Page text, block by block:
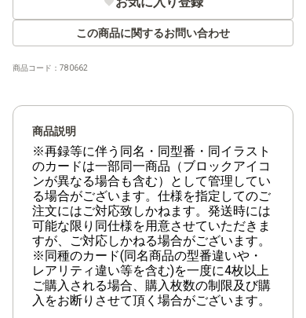
【EX-10】SINISTER ORDER
【EX-09】VERSUS MONSTERS
【EX-08】CHAIN OF LIBERATION
【EX-07】デジモンリベレイター
【EX-06】インファナル・アセンション
【EX-05】アニマルコロシアム
この商品に関するお問い合わせ
商品コード： 780662
商品説明
※再録等に伴う同名・同型番・同イラスト
のカードは一部同一商品（ブロックアイコ
ンが異なる場合も含む）として管理してい
る場合がございます。仕様を指定してのご
注文にはご対応致しかねます。発送時には
可能な限り同仕様を用意させていただきま
すが、ご対応しかねる場合がございます。
※同種のカード(同名商品の型番違いや・
レアリティ違い等を含む)を一度に4枚以上
ご購入される場合、購入枚数の制限及び購
入をお断りさせて頂く場合がございます。